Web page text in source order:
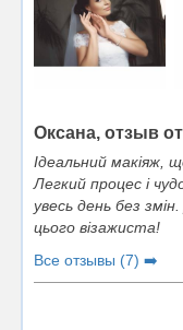
Оксана, отзыв
Ідеальний макіяж,
Легкий процес і
увесь день без
цього візажиста!
Все отзывы (7) ➡️